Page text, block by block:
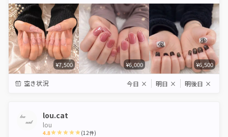
¥7,500 ¥6,000 ¥6,500
空き状況 今日 × 明日 × 明後日 ×
lou.cat
lou
4.8 (12件)